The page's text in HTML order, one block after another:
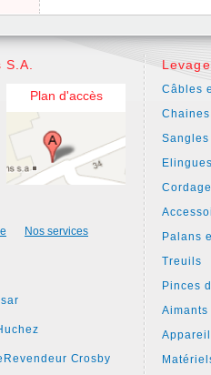
Plan d'accès
Nos services
Revendeur Crosby
Câbles
Palans
Treuils
Pinces